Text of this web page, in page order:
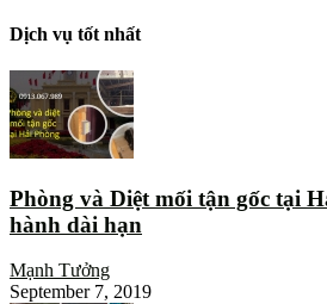
Dịch vụ tốt nhất
Phòng và Diệt mối tận gốc tại
hành dài hạn
Mạnh Tưởng
September 7, 2019